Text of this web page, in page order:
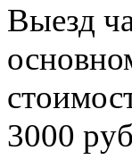
Выезд
3000